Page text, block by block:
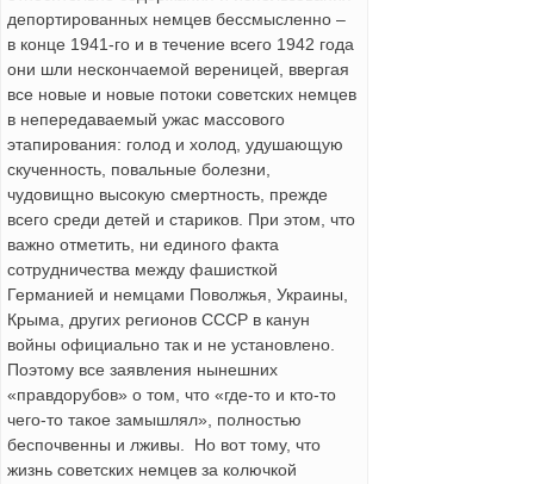
депортированных немцев бессмысленно –
в конце 1941-го и в течение всего 1942 года
они шли нескончаемой вереницей, ввергая
все новые и новые потоки советских немцев
в непередаваемый ужас массового
этапирования: голод и холод, удушающую
скученность, повальные болезни,
чудовищно высокую смертность, прежде
всего среди детей и стариков. При этом, что
важно отметить, ни единого факта
сотрудничества между фашисткой
Германией и немцами Поволжья, Украины,
Крыма, других регионов СССР в канун
войны официально так и не установлено.
Поэтому все заявления нынешних
«правдорубов» о том, что «где-то и кто-то
чего-то такое замышлял», полностью
беспочвенны и лживы. Но вот тому, что
жизнь советских немцев за колючкой